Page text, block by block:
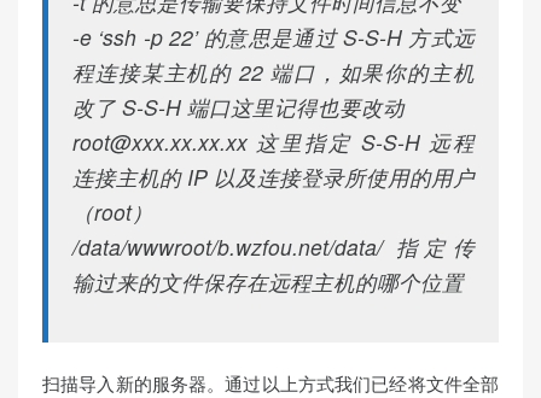
-e ‘ssh -p 22’ 的意思是通过 S-S-H 方式远
程连接某主机的 22 端口，如果你的主机
改了 S-S-H 端口这里记得也要改动
root@xxx.xx.xx.xx 这里指定 S-S-H 远程
连接主机的 IP 以及连接登录所使用的用户
（root）
/data/wwwroot/b.wzfou.net/data/ 指定传
输过来的文件保存在远程主机的哪个位置
扫描导入新的服务器。通过以上方式我们已经将文件全部